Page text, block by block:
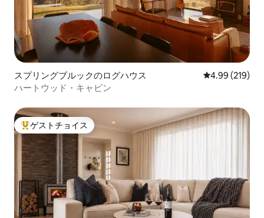
スプリングブルックのログハウス レビュー219
4.99 (219)
ハートウッド・キャビン
大好評のゲストチョイスです。
ゲストチョイス